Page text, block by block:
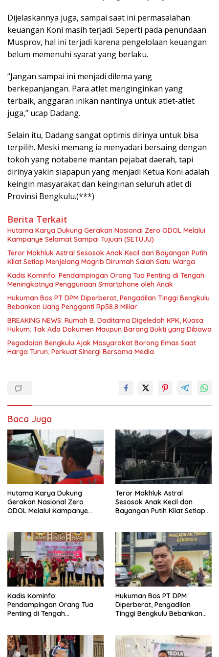
Dijelaskannya juga, sampai saat ini permasalahan
keuangan Koni masih terjadi. Seperti pada penundaan
Musprov, hal ini terjadi karena pengelolaan keuangan
belum memenuhi syarat yang berlaku.
“Jangan sampai ini menjadi dilema yang
berkepanjangan. Para atlet menginginkan yang
terbaik, anggaran inikan nantinya untuk atlet-atlet
juga,” ucap Dadang.
Selain itu, Dadang sangat optimis dirinya untuk bisa
terpilih. Meski memang ia menyadari bersaing dengan
tokoh yang notabene mantan pejabat daerah, tapi
dirinya yakin siapapun yang menjadi Ketua Koni adalah
keingin masyarakat dan keinginan seluruh atlet di
Provinsi Bengkulu.(***)
Berita Terkait
Hutama Karya Dukung Gerakan Nasional Zero ODOL Melalui
Kampanye Selamat Sampai Tujuan (SETUJU)
Teror Makhluk Astral Sesosok Anak Kecil dan Bayangan Putih
Kilat Setiap Menjelang Magrib Dirumah Salah Satu Warga
Kadis Kominfo: Pendampingan Orang Tua Penting di Tengah
Meningkatnya Penggunaan Smartphone oleh Anak
Hukuman Bos PT DPM Diperberat, Pengadilan Tinggi Bengkulu
Bebankan Uang Pengganti Rp58,8 Miliar
BREAKING NEWS: Rumah B. Daditama Digeledah KPK, Kuasa
Hukum: Tak Ada Dokumen Maupun Barang Bukti yang Dibawa
Pegadaian Bengkulu Ajak Masyarakat Borong Emas Saat
Harga Turun, Perkuat Sinergi Bersama Media
Baca Juga
Hutama Karya Dukung
Gerakan Nasional Zero
ODOL Melalui Kampanye
Teror Makhluk Astral
Sesosok Anak Kecil dan
Bayangan Putih Kilat Setiap
Kadis Kominfo:
Pendampingan Orang Tua
Penting di Tengah
Hukuman Bos PT DPM
Diperberat, Pengadilan
Tinggi Bengkulu Bebankan